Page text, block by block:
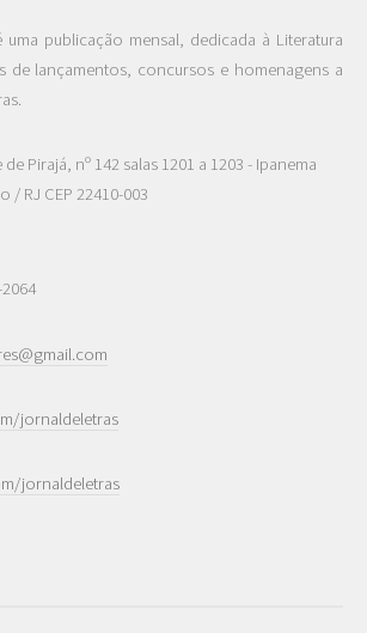
publicação mensal, dedicada à Literatura
de lançamentos, concursos e homenagens a
de Pirajá, nº 142 salas 1201 a 1203 - Ipanema
/ RJ CEP 22410-003
jornaldeletras
jornaldeletras